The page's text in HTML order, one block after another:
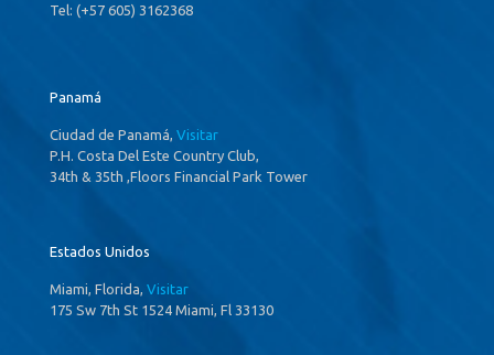
Tel: (+57 605) 3162368
Panamá
Ciudad de Panamá, Visitar
P.H. Costa Del Este Country Club,
34th & 35th ,Floors Financial Park Tower
Estados Unidos
Miami, Florida, Visitar
175 Sw 7th St 1524 Miami, Fl 33130